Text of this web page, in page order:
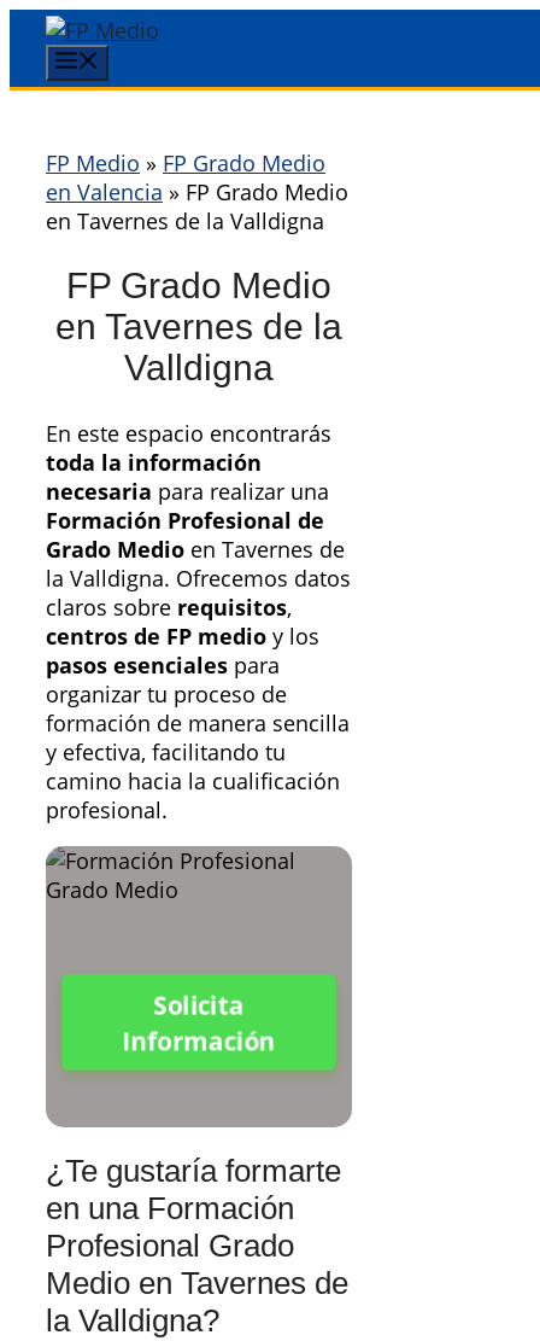
Saltar
contenido
FP Medio » FP Grado Medio
en Valencia » FP Grado Medio
en Tavernes de la Valldigna
FP Grado Medio
en Tavernes de la
Valldigna
En este espacio encontrarás
toda la información
necesaria para realizar una
Formación Profesional de
Grado Medio en Tavernes de
la Valldigna. Ofrecemos datos
claros sobre requisitos,
centros de FP medio y los
pasos esenciales para
organizar tu proceso de
formación de manera sencilla
y efectiva, facilitando tu
camino hacia la cualificación
profesional.
Solicita
Información
¿Te gustaría formarte
en una Formación
Profesional Grado
Medio en Tavernes de
la Valldigna?